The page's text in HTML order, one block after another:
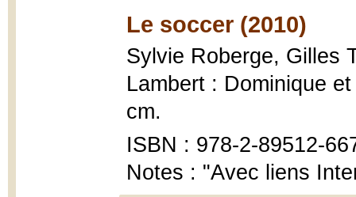
Le soccer (2010)
Sylvie Roberge, Gilles
Lambert : Dominique
cm.
ISBN : 978-2-89512-
Notes : "Avec liens